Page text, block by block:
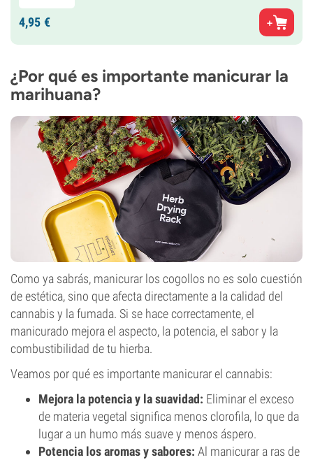
4,95 €
¿Por qué es importante manicurar la
marihuana?
Como ya sabrás, manicurar los cogollos no es solo cuestión
de estética, sino que afecta directamente a la calidad del
cannabis y la fumada. Si se hace correctamente, el
manicurado mejora el aspecto, la potencia, el sabor y la
combustibilidad de tu hierba.
Veamos por qué es importante manicurar el cannabis:
Mejora la potencia y la suavidad: Eliminar el exceso
de materia vegetal significa menos clorofila, lo que da
lugar a un humo más suave y menos áspero.
Potencia los aromas y sabores: Al manicurar a ras de